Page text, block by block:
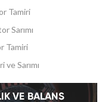
Tamiri
Sarımı
Tamiri
Sarımı